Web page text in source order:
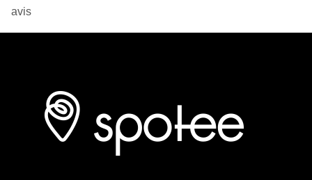
avis